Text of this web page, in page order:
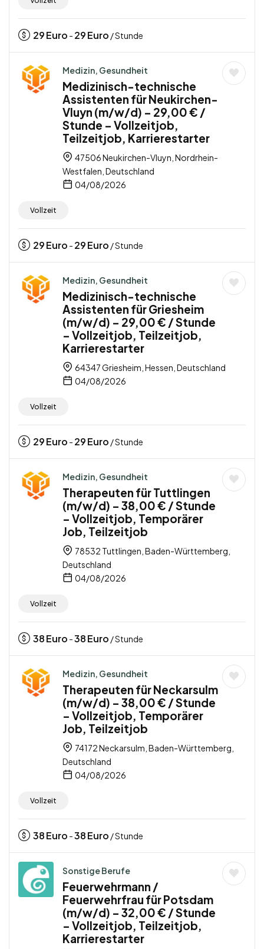
29Euro - 29Euro / Stunde
Medizin, Gesundheit
Medizinisch-technische
Assistenten für Neukirchen-
Vluyn (m/w/d) – 29,00 € /
Stunde – Vollzeitjob,
Teilzeitjob, Karrierestarter
47506 Neukirchen-Vluyn, Nordrhein-
Westfalen, Deutschland
04/08/2026
Vollzeit
29Euro - 29Euro / Stunde
Medizin, Gesundheit
Medizinisch-technische
Assistenten für Griesheim
(m/w/d) – 29,00 € / Stunde
– Vollzeitjob, Teilzeitjob,
Karrierestarter
64347 Griesheim, Hessen, Deutschland
04/08/2026
Vollzeit
29Euro - 29Euro / Stunde
Medizin, Gesundheit
Therapeuten für Tuttlingen
(m/w/d) – 38,00 € / Stunde
– Vollzeitjob, Temporärer
Job, Teilzeitjob
78532 Tuttlingen, Baden-Württemberg,
Deutschland
04/08/2026
Vollzeit
38Euro -38Euro / Stunde
Medizin, Gesundheit
Therapeuten für Neckarsulm
(m/w/d) – 38,00 € / Stunde
– Vollzeitjob, Temporärer
Job, Teilzeitjob
74172 Neckarsulm, Baden-Württemberg,
Deutschland
04/08/2026
Vollzeit
38Euro -38Euro / Stunde
Sonstige Berufe
Feuerwehrmann /
Feuerwehrfrau für Potsdam
(m/w/d) – 32,00 € / Stunde
– Vollzeitjob, Teilzeitjob,
Karrierestarter